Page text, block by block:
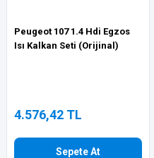
Peugeot 107 1.4 Hdi Egzos
Isı Kalkan Seti (Orijinal)
4.576,42 TL
Sepete At